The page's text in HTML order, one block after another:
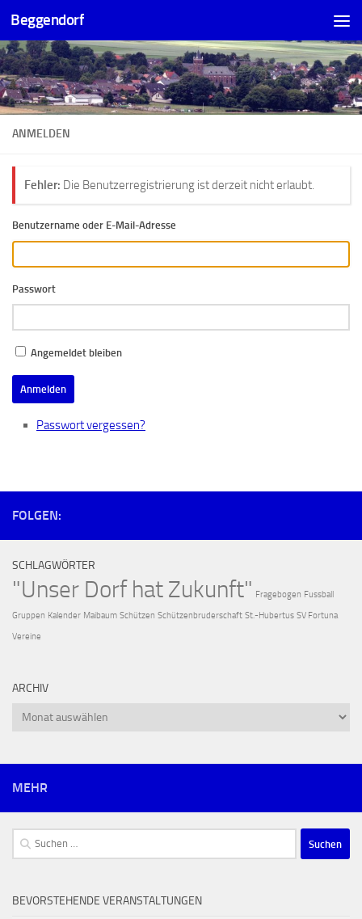
Zum Inhalt springen
Beggendorf
ANMELDEN
Fehler: Die Benutzerregistrierung ist derzeit nicht erlaubt.
Benutzername oder E-Mail-Adresse
Passwort
Angemeldet bleiben
Anmelden
Passwort vergessen?
FOLGEN:
SCHLAGWÖRTER
"Unser Dorf hat Zukunft" Fragebogen Fussball
Gruppen Kalender Maibaum Schützen Schützenbruderschaft St.-Hubertus SV Fortuna
Vereine
ARCHIV
Archiv
MEHR
Suchen
nach:
BEVORSTEHENDE VERANSTALTUNGEN